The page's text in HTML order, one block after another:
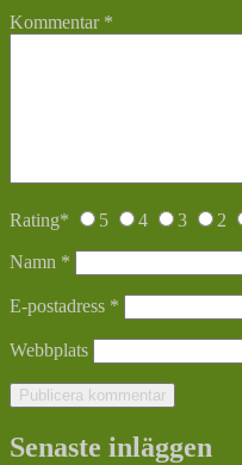
Kommentar *
Rating* 5 4 3 2
Namn *
E-postadress *
Webbplats
Senaste inläggen